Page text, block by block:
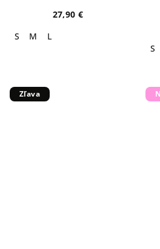
27,90 €
S
M L
S
Zľava